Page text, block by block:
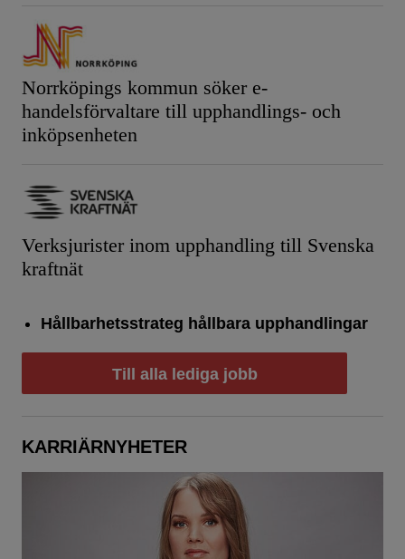
Norrköpings kommun söker e-
handelsförvaltare till upphandlings- och
inköpsenheten
Verksjurister inom upphandling till Svenska
kraftnät
Hållbarhetsstrateg hållbara upphandlingar
Till alla lediga jobb
KARRIÄRNYHETER